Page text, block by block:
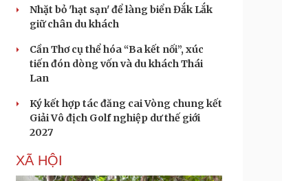
Nhặt bỏ 'hạt sạn' để làng biển Đắk Lắk
giữ chân du khách
Cần Thơ cụ thể hóa “Ba kết nối”, xúc
tiến đón dòng vốn và du khách Thái
Lan
Ký kết hợp tác đăng cai Vòng chung kết
Giải Vô địch Golf nghiệp dư thế giới
2027
XÃ HỘI